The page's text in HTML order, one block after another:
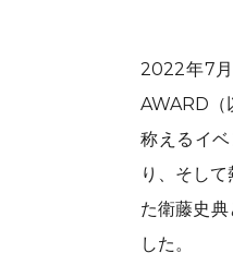
2022年7
AWARD（
称えるイ
り、そし
た衛藤史
した。